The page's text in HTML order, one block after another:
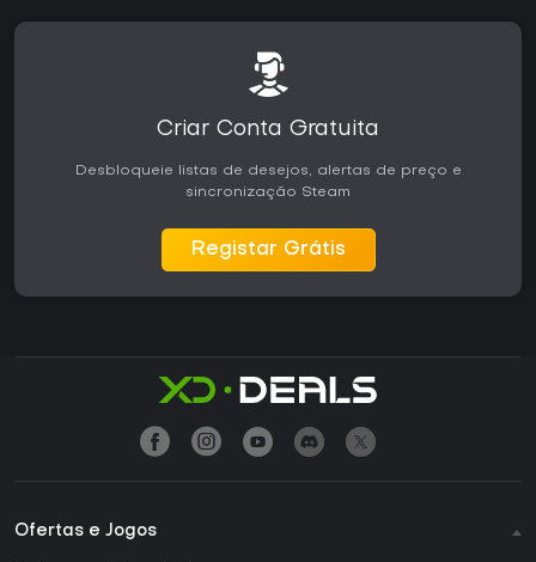
Criar Conta Gratuita
Desbloqueie listas de desejos, alertas de preço e
sincronização Steam
Registar Grátis
Ofertas e Jogos